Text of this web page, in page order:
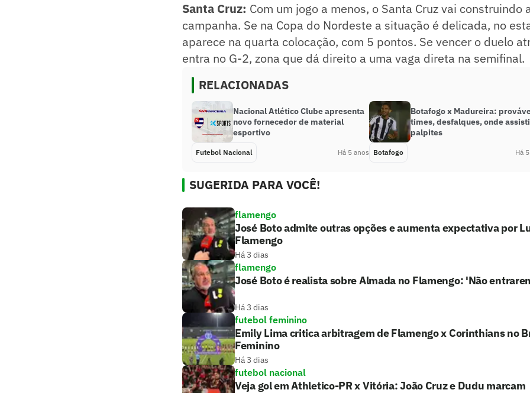
Santa Cruz: Com um jogo a menos, o Santa Cruz vai construindo
campanha. Se na Copa do Nordeste a situação é delicada, no
aparece na quarta colocação, com 5 pontos. Se vencer o duelo
entra no G-2, zona que dá direito a uma vaga direta na semifinal.
RELACIONADAS
Nacional Atlético Clube apresenta
novo fornecedor de material
esportivo
Futebol Nacional Há 5 anos
Botafogo x Madureira:
times, desfalques, onde
palpites
Botafogo Há
SUGERIDA PARA VOCÊ!
flamengo
José Boto admite outras opções e aumenta expectativa por
Flamengo
Há 3 dias
flamengo
José Boto é realista sobre Almada no Flamengo: 'Não
Há 3 dias
futebol feminino
Emily Lima critica arbitragem de Flamengo x Corinthians no
Feminino
Há 3 dias
futebol nacional
Veja gol em Athletico-PR x Vitória: João Cruz e Dudu marcam